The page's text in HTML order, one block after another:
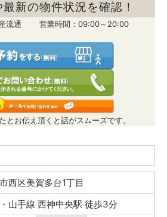
新の物件状況を確認！
産流通 営業時間：09:00～20:00
とお伝え頂くと話がスムーズです。
西区美賀多台1丁目
山手線 西神中央駅 徒歩3分